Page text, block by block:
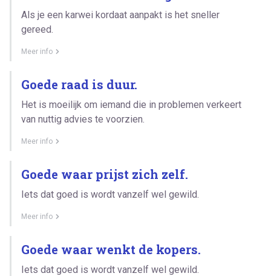
Als je een karwei kordaat aanpakt is het sneller
gereed.
Meer info
Goede raad is duur.
Het is moeilijk om iemand die in problemen verkeert
van nuttig advies te voorzien.
Meer info
Goede waar prijst zich zelf.
Iets dat goed is wordt vanzelf wel gewild.
Meer info
Goede waar wenkt de kopers.
Iets dat goed is wordt vanzelf wel gewild.